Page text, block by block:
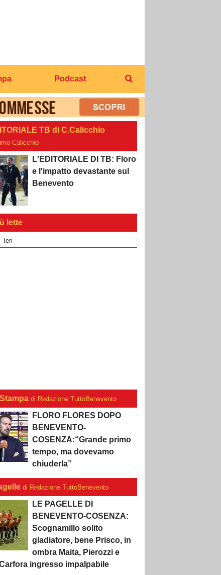
Podcast
TB di C.Calicchio
Calicchio
L'EDITORIALE DI TB: Floro
e l'impatto devastante sul
Benevento
lette
Ieri
di Redazione TuttoBenevento
FLORO FLORES DOPO
BENEVENTO-
COSENZA:“Grande primo
tempo, ma dovevamo
chiuderla”
di Redazione TuttoBenevento
LE PAGELLE DI
BENEVENTO-COSENZA:
Scognamillo solito
gladiatore, bene Prisco, in
ombra Maita, Pierozzi e
ingresso impalpabile